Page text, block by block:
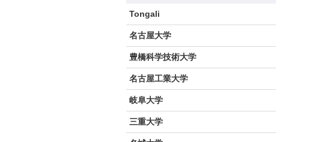
Tongali
名古屋大学
豊橋科学技術大学
名古屋工業大学
岐阜大学
三重大学